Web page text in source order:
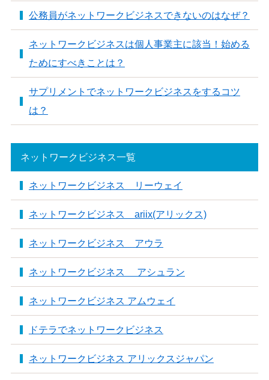
公務員がネットワークビジネスできないのはなぜ？
ネットワークビジネスは個人事業主に該当！始める
ためにすべきことは？
サプリメントでネットワークビジネスをするコツ
は？
ネットワークビジネス一覧
ネットワークビジネス リーウェイ
ネットワークビジネス ariix(アリックス)
ネットワークビジネス アウラ
ネットワークビジネス アシュラン
ネットワークビジネス アムウェイ
ドテラでネットワークビジネス
ネットワークビジネス アリックスジャパン